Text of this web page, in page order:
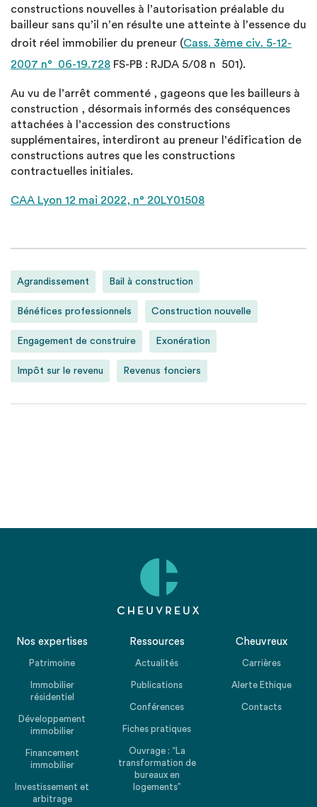
constructions nouvelles à l’autorisation préalable du
bailleur sans qu’il n’en résulte une atteinte à l’essence du
droit réel immobilier du preneur (Cass. 3ème civ. 5-12-
2007 n° 06-19.728 FS-PB : RJDA 5/08 n 501).
Au vu de l’arrêt commenté , gageons que les bailleurs à
construction , désormais informés des conséquences
attachées à l’accession des constructions
supplémentaires, interdiront au preneur l’édification de
constructions autres que les constructions
contractuelles initiales.
CAA Lyon 12 mai 2022, n° 20LY01508
Agrandissement Bail à construction
Bénéfices professionnels Construction nouvelle
Engagement de construire Exonération
Impôt sur le revenu Revenus fonciers
Nos expertises
Patrimoine
Immobilier
résidentiel
Développement
immobilier
Financement
immobilier
Investissement et
arbitrage
Ressources
Actualités
Publications
Conférences
Fiches pratiques
Ouvrage : “La
transformation de
bureaux en
logements”
Cheuvreux
Carrières
Alerte Ethique
Contacts